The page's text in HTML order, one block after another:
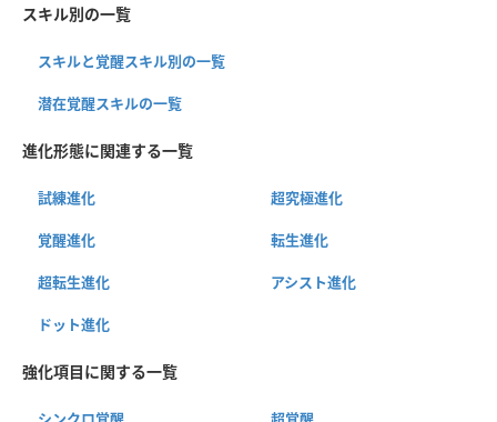
スキル別の一覧
スキルと覚醒スキル別の一覧
潜在覚醒スキルの一覧
進化形態に関連する一覧
試練進化 超究極進化
覚醒進化 転生進化
超転生進化 アシスト進化
ドット進化
強化項目に関する一覧